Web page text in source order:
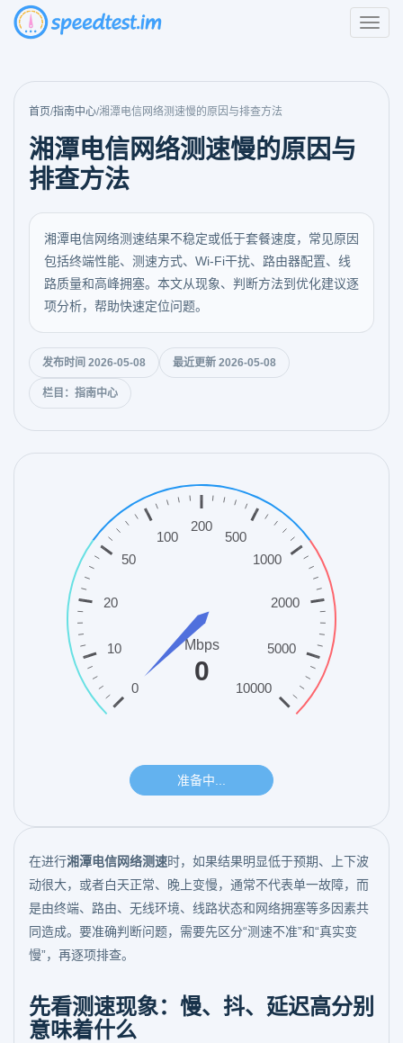
首页/指南中心/湘潭电信网络测速慢的原因与排查方法
湘潭电信网络测速慢的原因与
排查方法
湘潭电信网络测速结果不稳定或低于套餐速度，常见原因
包括终端性能、测速方式、Wi‑Fi干扰、路由器配置、线
路质量和高峰拥塞。本文从现象、判断方法到优化建议逐
项分析，帮助快速定位问题。
发布时间 2026-05-08 最近更新 2026-05-08
栏目：指南中心
在进行湘潭电信网络测速时，如果结果明显低于预期、上下波
动很大，或者白天正常、晚上变慢，通常不代表单一故障，而
是由终端、路由、无线环境、线路状态和网络拥塞等多因素共
同造成。要准确判断问题，需要先区分“测速不准”和“真实变
慢”，再逐项排查。
先看测速现象：慢、抖、延迟高分别
意味着什么